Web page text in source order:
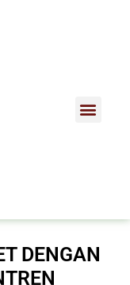
DENGAN